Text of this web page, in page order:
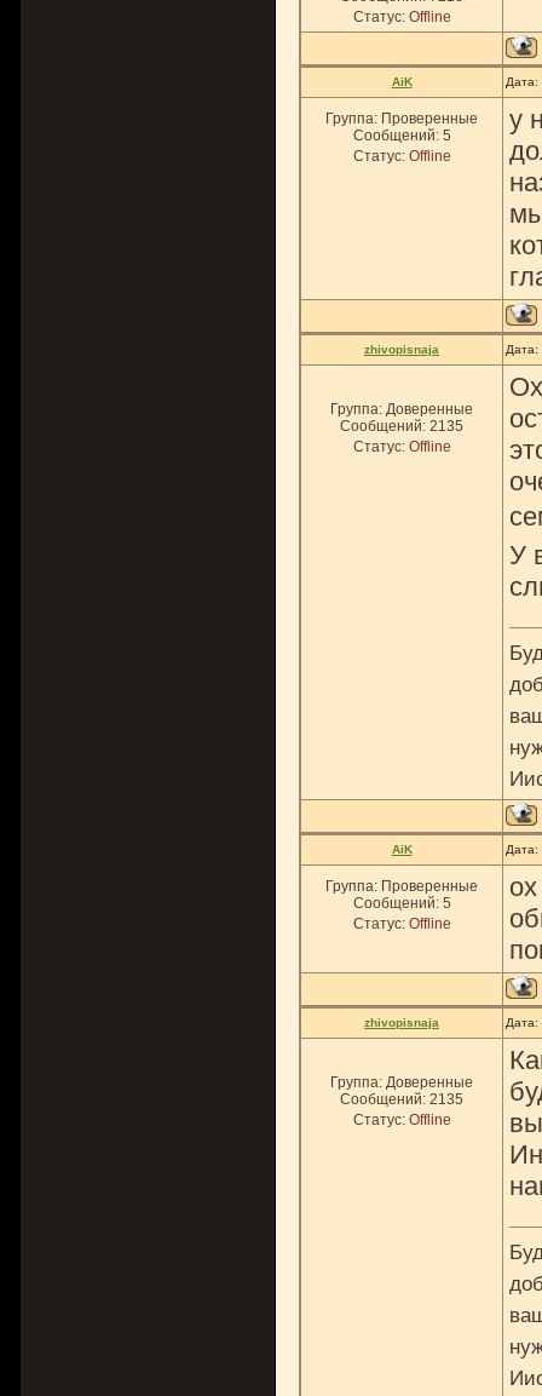
Статус: Offline
AiK
Группа: Проверенные
Сообщений: 5
Статус: Offline
у
zhivopisnaja
Группа: Доверенные
Сообщений: 2135
Статус: Offline
У
AiK
Группа: Проверенные
Сообщений: 5
Статус: Offline
zhivopisnaja
Группа: Доверенные
Сообщений: 2135
Статус: Offline